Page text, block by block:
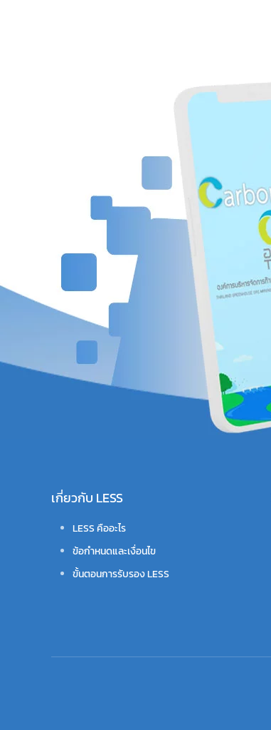
เกี่ยวกับ LESS
LESS คืออะไร
ข้อกำหนดและเงื่อนไข
ขั้นตอนการรับรอง LESS